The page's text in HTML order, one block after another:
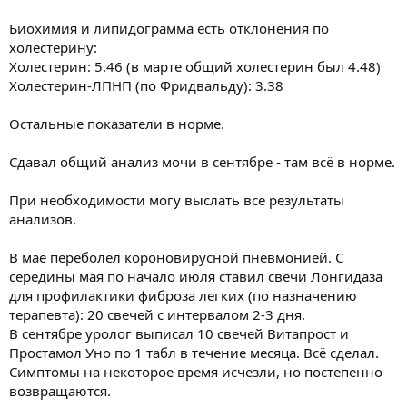
Биохимия и липидограмма есть отклонения по
холестерину:
Холестерин: 5.46 (в марте общий холестерин был 4.48)
Холестерин-ЛПНП (по Фридвальду): 3.38
Остальные показатели в норме.
Сдавал общий анализ мочи в сентябре - там всё в норме.
При необходимости могу выслать все результаты
анализов.
В мае переболел короновирусной пневмонией. С
середины мая по начало июля ставил свечи Лонгидаза
для профилактики фиброза легких (по назначению
терапевта): 20 свечей с интервалом 2-3 дня.
В сентябре уролог выписал 10 свечей Витапрост и
Простамол Уно по 1 табл в течение месяца. Всё сделал.
Симптомы на некоторое время исчезли, но постепенно
возвращаются.